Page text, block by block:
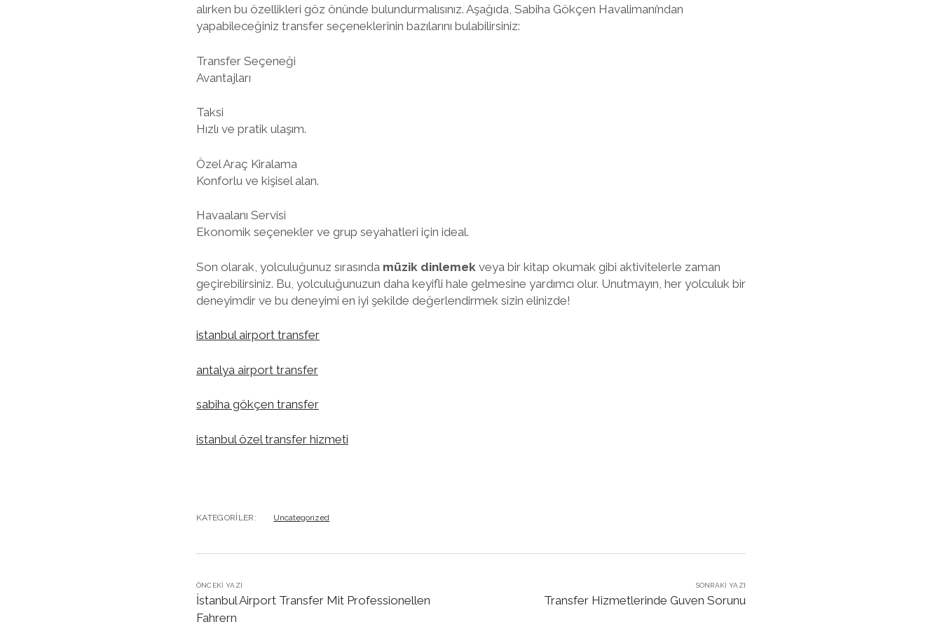
alırken bu özellikleri göz önünde bulundurmalısınız. Aşağıda, Sabiha Gökçen Havalimanı’ndan
yapabileceğiniz transfer seçeneklerinin bazılarını bulabilirsiniz:
Transfer Seçeneği
Avantajları
Taksi
Hızlı ve pratik ulaşım.
Özel Araç Kiralama
Konforlu ve kişisel alan.
Havaalanı Servisi
Ekonomik seçenekler ve grup seyahatleri için ideal.
Son olarak, yolculuğunuz sırasında müzik dinlemek veya bir kitap okumak gibi aktivitelerle zaman
geçirebilirsiniz. Bu, yolculuğunuzun daha keyifli hale gelmesine yardımcı olur. Unutmayın, her yolculuk bir
deneyimdir ve bu deneyimi en iyi şekilde değerlendirmek sizin elinizde!
istanbul airport transfer
antalya airport transfer
sabiha gökçen transfer
istanbul özel transfer hizmeti
KATEGORILER: Uncategorized
ÖNCEKI YAZI
İstanbul Airport Transfer Mit Professionellen
Fahrern
SONRAKI YAZI
Transfer Hizmetlerinde Guven Sorunu